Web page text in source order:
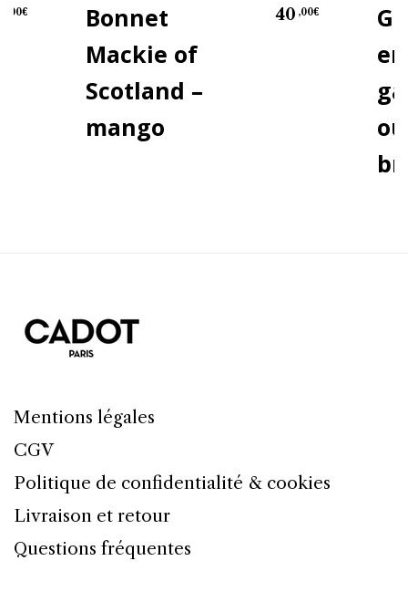
Bonnet
Mackie of
Scotland –
mango
40 ,00€
,00€
Mentions légales
CGV
Politique de confidentialité & cookies
Livraison et retour
Questions fréquentes